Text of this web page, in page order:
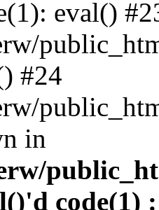
eval()
#24
in
code(1)